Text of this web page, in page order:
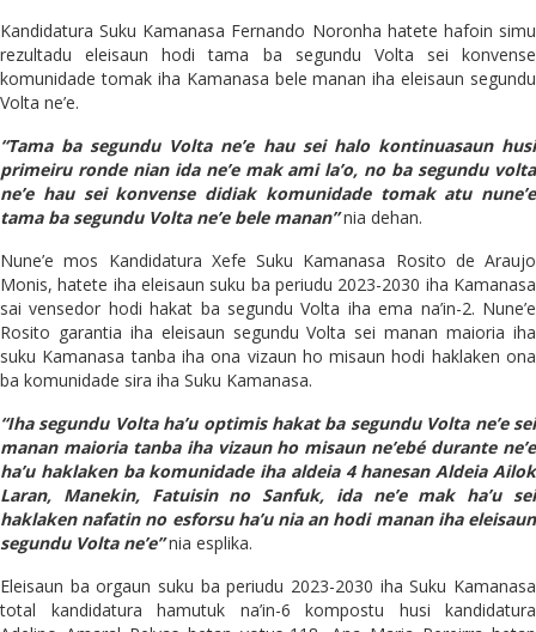
Kandidatura Suku Kamanasa Fernando Noronha hatete hafoin simu
rezultadu eleisaun hodi tama ba segundu Volta sei konvense
komunidade tomak iha Kamanasa bele manan iha eleisaun segundu
Volta ne’e.
“Tama ba segundu Volta ne’e hau sei halo kontinuasaun husi
primeiru ronde nian ida ne’e mak ami la’o, no ba segundu volta
ne’e hau sei konvense didiak komunidade tomak atu nune’e
tama ba segundu Volta ne’e bele manan”nia dehan.
Nune’e mos Kandidatura Xefe Suku Kamanasa Rosito de Araujo
Monis, hatete iha eleisaun suku ba periudu 2023-2030 iha Kamanasa
sai vensedor hodi hakat ba segundu Volta iha ema na’in-2. Nune’e
Rosito garantia iha eleisaun segundu Volta sei manan maioria iha
suku Kamanasa tanba iha ona vizaun ho misaun hodi haklaken ona
ba komunidade sira iha Suku Kamanasa.
“Iha segundu Volta ha’u optimis hakat ba segundu Volta ne’e sei
manan maioria tanba iha vizaun ho misaun ne’ebé durante ne’e
ha’u haklaken ba komunidade iha aldeia 4 hanesan Aldeia Ailok
Laran, Manekin, Fatuisin no Sanfuk, ida ne’e mak ha’u sei
haklaken nafatin no esforsu ha’u nia an hodi manan iha eleisaun
segundu Volta ne’e”nia esplika.
Eleisaun ba orgaun suku ba periudu 2023-2030 iha Suku Kamanasa
total kandidatura hamutuk na’in-6 kompostu husi kandidatura